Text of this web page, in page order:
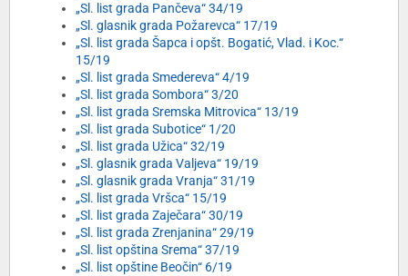
„Sl. list grada Pančeva“ 34/19
„Sl. glasnik grada Požarevca“ 17/19
„Sl. list grada Šapca i opšt. Bogatić, Vlad. i Koc.“
15/19
„Sl. list grada Smedereva“ 4/19
„Sl. list grada Sombora“ 3/20
„Sl. list grada Sremska Mitrovica“ 13/19
„Sl. list grada Subotice“ 1/20
„Sl. list grada Užica“ 32/19
„Sl. glasnik grada Valjeva“ 19/19
„Sl. glasnik grada Vranja“ 31/19
„Sl. list grada Vršca“ 15/19
„Sl. list grada Zaječara“ 30/19
„Sl. list grada Zrenjanina“ 29/19
„Sl. list opština Srema“ 37/19
„Sl. list opštine Beočin“ 6/19